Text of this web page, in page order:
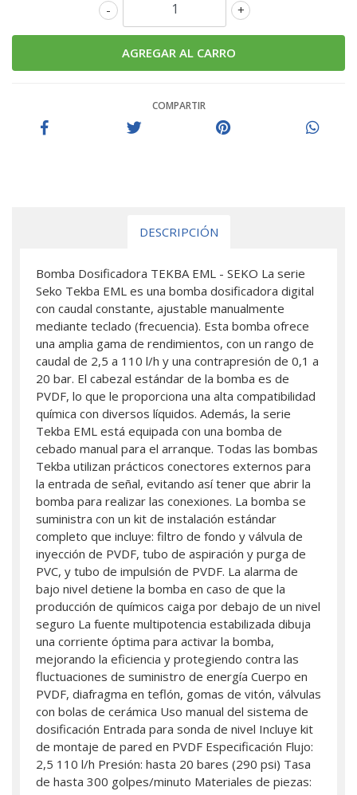
+
-
COMPARTIR
DESCRIPCIÓN
Bomba Dosificadora TEKBA EML - SEKO La serie
Seko Tekba EML es una bomba dosificadora digital
con caudal constante, ajustable manualmente
mediante teclado (frecuencia). Esta bomba ofrece
una amplia gama de rendimientos, con un rango de
caudal de 2,5 a 110 l/h y una contrapresión de 0,1 a
20 bar. El cabezal estándar de la bomba es de
PVDF, lo que le proporciona una alta compatibilidad
química con diversos líquidos. Además, la serie
Tekba EML está equipada con una bomba de
cebado manual para el arranque. Todas las bombas
Tekba utilizan prácticos conectores externos para
la entrada de señal, evitando así tener que abrir la
bomba para realizar las conexiones. La bomba se
suministra con un kit de instalación estándar
completo que incluye: filtro de fondo y válvula de
inyección de PVDF, tubo de aspiración y purga de
PVC, y tubo de impulsión de PVDF. La alarma de
bajo nivel detiene la bomba en caso de que la
producción de químicos caiga por debajo de un nivel
seguro La fuente multipotencia estabilizada dibuja
una corriente óptima para activar la bomba,
mejorando la eficiencia y protegiendo contra las
fluctuaciones de suministro de energía Cuerpo en
PVDF, diafragma en teflón, gomas de vitón, válvulas
con bolas de cerámica Uso manual del sistema de
dosificación Entrada para sonda de nivel Incluye kit
de montaje de pared en PVDF Especificación Flujo:
2,5 110 l/h Presión: hasta 20 bares (290 psi) Tasa
de hasta 300 golpes/minuto Materiales de piezas: